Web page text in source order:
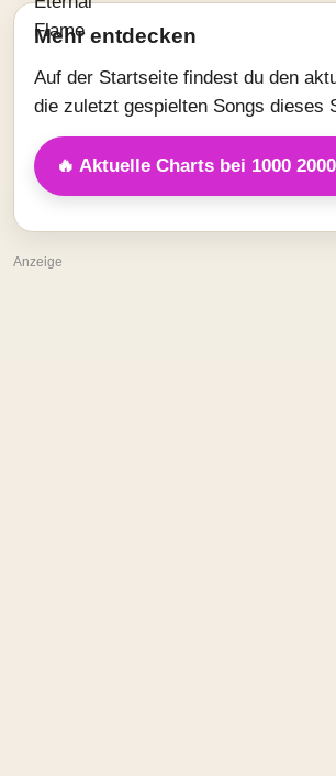
Mehr entdecken
Auf der Startseite findest du den
die zuletzt gespielten Songs dieses
🔥 Aktuelle Charts bei 1000
Anzeige